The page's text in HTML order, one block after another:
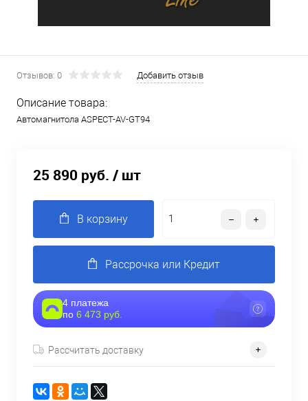
Отзывов: 0 Добавить отзыв
Описание товара:
Автомагнитола ASPECT-AV-GT94
25 890 руб. / шт
В корзину
Рассрочка или Кредит
4 платежа
по 6 473 руб.
Рассчитать доставку